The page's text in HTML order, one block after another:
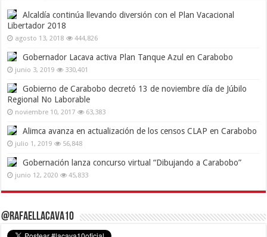
Alcaldía continúa llevando diversión con el Plan Vacacional
Libertador 2018
agosto 13, 2018 444,826
Gobernador Lacava activa Plan Tanque Azul en Carabobo
junio 3, 2019 330,401
Gobierno de Carabobo decretó 13 de noviembre día de Júbilo
Regional No Laborable
noviembre 10, 2017 63,383
Alimca avanza en actualización de los censos CLAP en Carabobo
julio 1, 2019 56,848
Gobernación lanza concurso virtual “Dibujando a Carabobo”
junio 12, 2020 45,833
@RafaelLacava10